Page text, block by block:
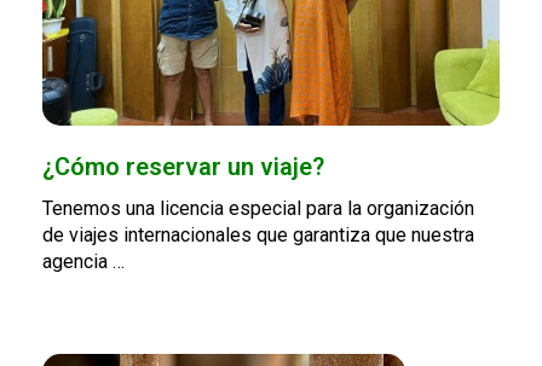
¿Cómo reservar un viaje?
Tenemos una licencia especial para la organización
de viajes internacionales que garantiza que nuestra
agencia …